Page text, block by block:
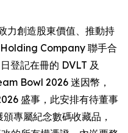
創造股東價值、推動持
Company 聯手合
登記在冊的 DVLT 及
Bowl 2026 迷因幣，
盛事，此安排有待董事
專屬紀念數碼收藏品，